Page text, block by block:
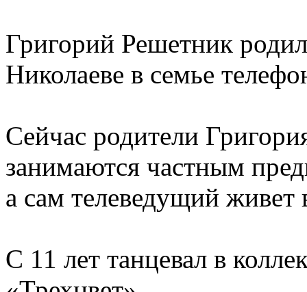
Григорий Решетник
Николаеве в семье
Сейчас родители
занимаются частным
а сам телеведущий живет
С 11 лет танцевал в